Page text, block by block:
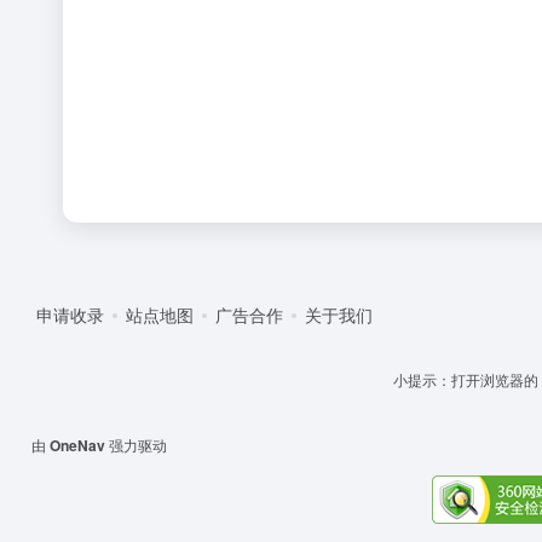
申请收录 站点地图 广告合作 关于我们
小提示：打开浏览器
由 OneNav强力驱动